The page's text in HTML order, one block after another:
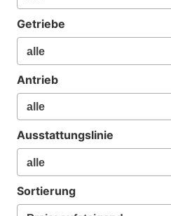
Getriebe
Antrieb
Ausstattungslinie
Sortierung